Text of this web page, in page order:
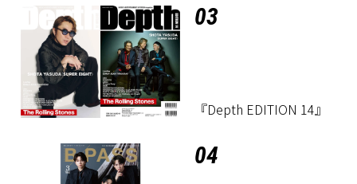
03
『Depth EDITION 14』
04